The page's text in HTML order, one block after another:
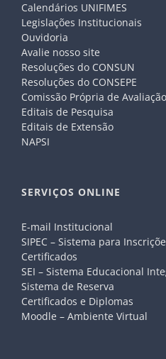
Calendários UNIFIMES
Legislações Institucionais
Ouvidoria
Avalie nosso site
Resoluções do CONSUN
Resoluções do CONSEPE
Comissão Própria de Avaliação
Editais de Pesquisa
Editais de Extensão
NAPSI
SERVIÇOS ONLINE
E-mail Institucional
SIPEC – Sistema para
Certificados
SEI – Sistema Educacional
Sistema de Reserva
Certificados e Diplomas
Moodle – Ambiente Virtual